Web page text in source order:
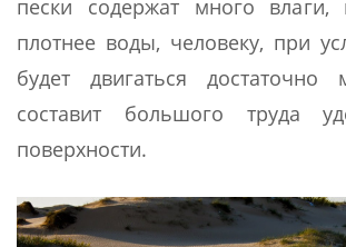
пески содержат много
плотнее воды, человеку, при
будет двигаться достаточно
составит большого труда
поверхности.